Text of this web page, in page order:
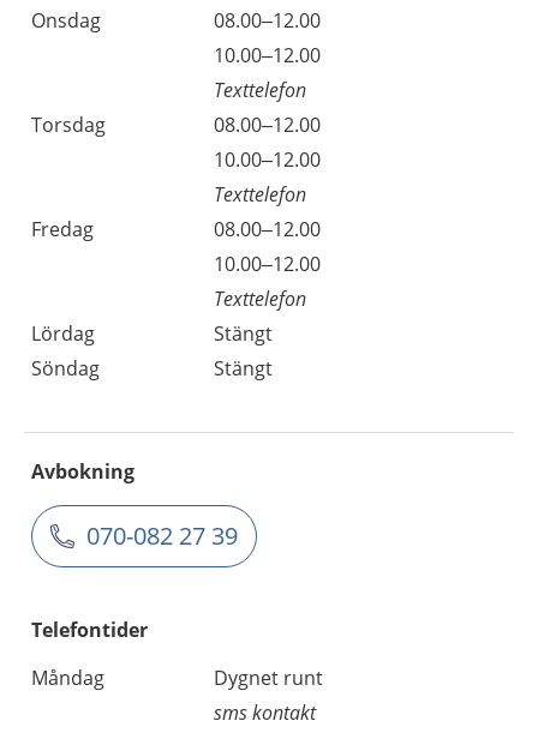
Onsdag
08.00–12.00
10.00–12.00
Texttelefon
Torsdag
08.00–12.00
10.00–12.00
Texttelefon
Fredag
08.00–12.00
10.00–12.00
Texttelefon
Lördag
Stängt
Söndag
Stängt
Avbokning
070-082 27 39
Telefontider
Måndag
Dygnet runt
sms kontakt